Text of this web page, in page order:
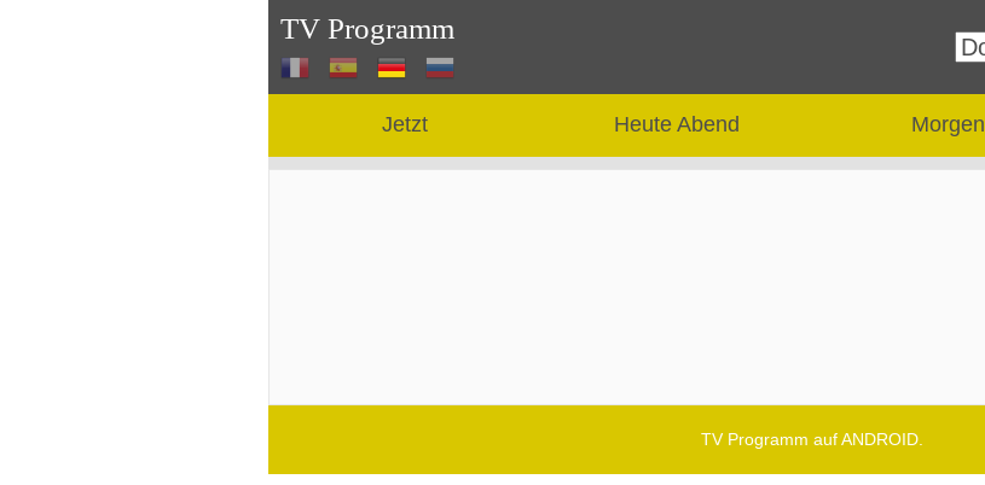
TV Programm
Jetzt Heute Abend Morgen
TV Programm auf ANDROID.